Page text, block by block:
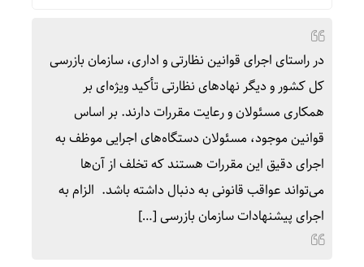
در راستای اجرای قوانین نظارتی و اداری، سازمان بازرسی
کل کشور و دیگر نهادهای نظارتی تأکید ویژه‌ای بر
همکاری مسئولان و رعایت مقررات دارند. بر اساس
قوانین موجود، مسئولان دستگاه‌های اجرایی موظف به
اجرای دقیق این مقررات هستند که تخلف از آن‌ها
می‌تواند عواقب قانونی به دنبال داشته باشد. الزام به
اجرای پیشنهادات سازمان بازرسی […]